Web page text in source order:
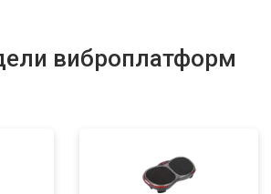
виброплатформ